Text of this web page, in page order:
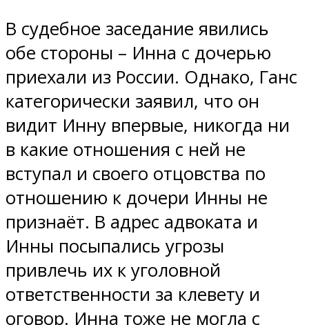
В судебное заседание явились
обе стороны – Инна с дочерью
приехали из России. Однако, Ганс
категорически заявил, что он
видит Инну впервые, никогда ни
в какие отношения с ней не
вступал и своего отцовства по
отношению к дочери Инны не
признаёт. В адрес адвоката и
Инны посыпались угрозы
привлечь их к уголовной
ответственности за клевету и
оговор. Инна тоже не могла с